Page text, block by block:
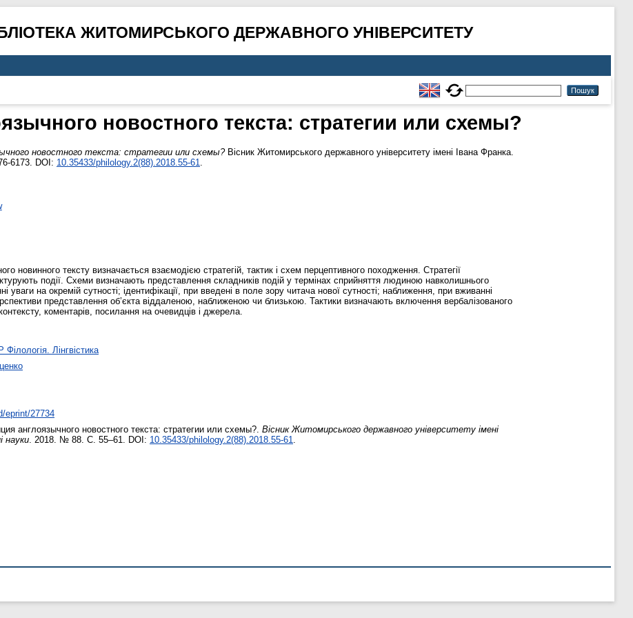
ЖИТОМИРСЬКОГО ДЕРЖАВНОГО УНІВЕРСИТЕТУ
новостного текста: стратегии или схемы?
новостного текста: стратегии или схемы?Вісник Житомирського державного університету імені Івана Франка.
6173. DOI: 10.35433/philology.2(88).2018.55-61.
новинного тексту визначається взаємодією стратегій, тактик і схем перцептивного походження. Стратегії
події. Схеми визначають представлення складників подій у термінах сприйняття людиною навколишнього
на окремій сутності; ідентифікації, при введені в поле зору читача нової сутності; наближення, при вживанні
представлення об’єкта віддаленою, наближеною чи близькою. Тактики визначають включення вербалізованого
коментарів, посилання на очевидців і джерела.
Філологія. Лінгвістика
eprint/27734
англоязычного новостного текста: стратегии или схемы?. Вісник Житомирського державного університету імені
науки . 2018. № 88. С. 55–61. DOI: 10.35433/philology.2(88).2018.55-61